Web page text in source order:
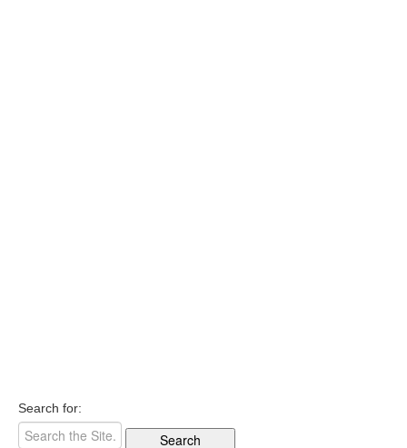
Search for: